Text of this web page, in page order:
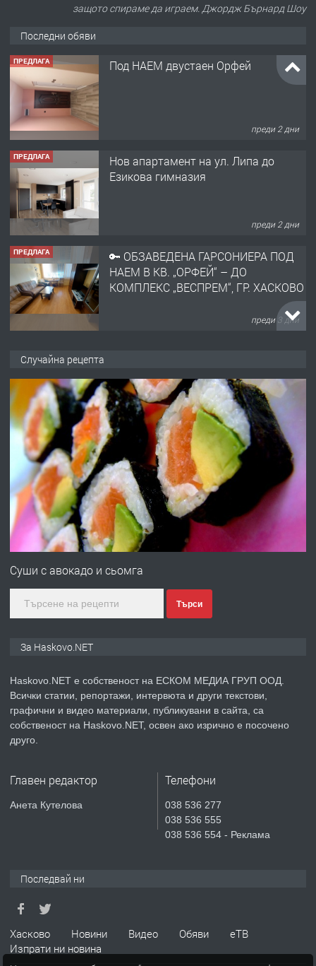
защото спираме да играем. Джордж Бърнард Шоу
Последни обяви
ПРЕДЛАГА Под НАЕМ двустаен Орфей
преди 2 дни
ПРЕДЛАГА
Нов апартамент на ул. Липа до
Езикова гимназия
преди 2 дни
ПРЕДЛАГА
🔑 ОБЗАВЕДЕНА ГАРСОНИЕРА ПОД
НАЕМ В КВ. „ОРФЕЙ“ – ДО
КОМПЛЕКС „ВЕСПРЕМ“, ГР. ХАСКОВО
преди 3 дни
АПАРТАМЕНТ В ЦЕНТЪРА НА ГР.
ХАСКОВО
преди 4 дни
ПРЕДЛАГА Давам гараж под наем
преди 4 дни
ПРЕДЛАГА
№4120 Магазин/Офис под наем в кв.
градската градина!
преди 5 дни
ПРЕДЛАГА
Продавам парцел в гр. Хасково кв.
СГЛОБЯВАНЕ НА МЕБЕЛИ.
апартамент под наем в кв.
Училищни, гр. Хасково.
Случайна рецепта
Суши с авокадо и сьомга
Търси
За Haskovo.NET
Haskovo.NET е собственост на ЕСКОМ МЕДИА ГРУП ООД.
Всички статии, репортажи, интервюта и други текстови,
графични и видео материали, публикувани в сайта, са
собственост на Haskovo.NET, освен ако изрично е посочено
друго.
Главен редактор
Анета Кутелова
Телефони
038 536 277
038 536 555
038 536 554 - Реклама
Последвай ни
Хасково Новини Видео Обяви
еТВ
Изпрати ни новина